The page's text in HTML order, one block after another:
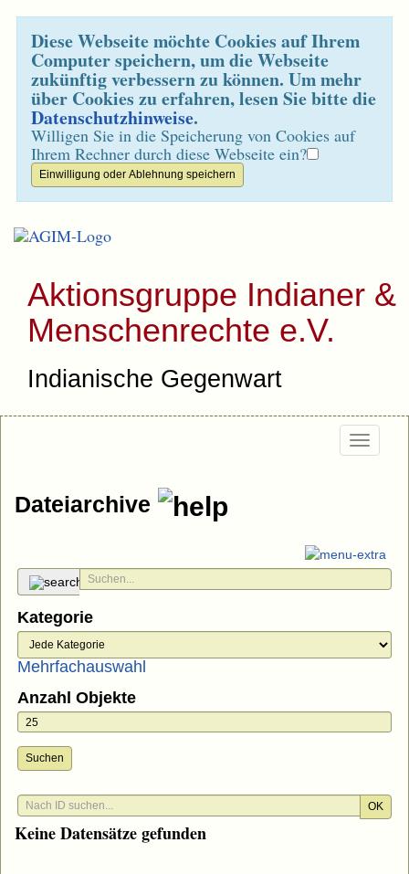
Diese Webseite möchte Cookies auf Ihrem
Computer speichern, um die Webseite
zukünftig verbessern zu können. Um mehr
über Cookies zu erfahren, lesen Sie bitte die
Datenschutzhinweise.
Willigen Sie in die Speicherung von Cookies auf
Ihrem Rechner durch diese Webseite ein?
Aktionsgruppe Indianer &
Menschenrechte e.V.
Indianische Gegenwart
Dateiarchive
Kategorie
Mehrfachauswahl
Anzahl Objekte
Suchen
OK
Keine Datensätze gefunden